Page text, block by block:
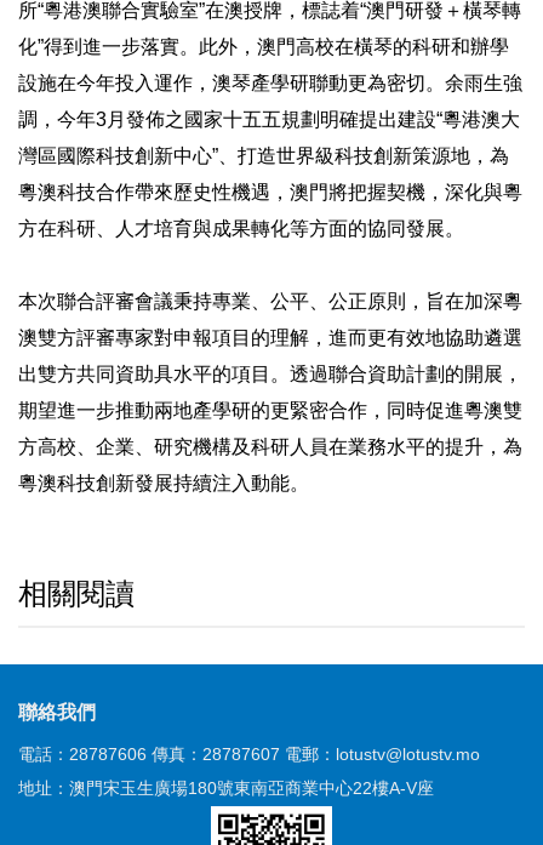
所“粵港澳聯合實驗室”在澳授牌，標誌着“澳門研發＋橫琴轉
化”得到進一步落實。此外，澳門高校在橫琴的科研和辦學
設施在今年投入運作，澳琴產學研聯動更為密切。余雨生強
調，今年3月發佈之國家十五五規劃明確提出建設“粵港澳大
灣區國際科技創新中心”、打造世界級科技創新策源地，為
粵澳科技合作帶來歷史性機遇，澳門將把握契機，深化與粵
方在科研、人才培育與成果轉化等方面的協同發展。
本次聯合評審會議秉持專業、公平、公正原則，旨在加深粵
澳雙方評審專家對申報項目的理解，進而更有效地協助遴選
出雙方共同資助具水平的項目。透過聯合資助計劃的開展，
期望進一步推動兩地產學研的更緊密合作，同時促進粵澳雙
方高校、企業、研究機構及科研人員在業務水平的提升，為
粵澳科技創新發展持續注入動能。
相關閱讀
聯絡我們
電話：28787606 傳真：28787607 電郵：lotustv@lotustv.mo
地址：澳門宋玉生廣場180號東南亞商業中心22樓A-V座